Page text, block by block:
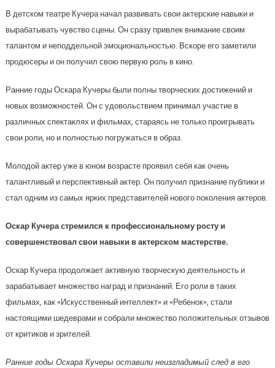
В детском театре Кучера начал развивать свои актерские навыки и
вырабатывать чувство сцены. Он сразу привлек внимание своим
талантом и неподдельной эмоциональностью. Вскоре его заметили
продюсеры и он получил свою первую роль в кино.
Ранние годы Оскара Кучеры были полны творческих достижений и
новых возможностей. Он с удовольствием принимал участие в
различных спектаклях и фильмах, стараясь не только проигрывать
свои роли, но и полностью погружаться в образ.
Молодой актер уже в юном возрасте проявил себя как очень
талантливый и перспективный актер. Он получил признание публики и
стал одним из самых ярких представителей нового поколения актеров.
Оскар Кучера стремился к профессиональному росту и
совершенствовал свои навыки в актерском мастерстве.
Оскар Кучера продолжает активную творческую деятельность и
зарабатывает множество наград и признаний. Его роли в таких
фильмах, как «Искусственный интеллект» и «Ребенок», стали
настоящими шедеврами и собрали множество положительных отзывов
от критиков и зрителей.
Ранние годы Оскара Кучеры оставили неизгладимый след в его